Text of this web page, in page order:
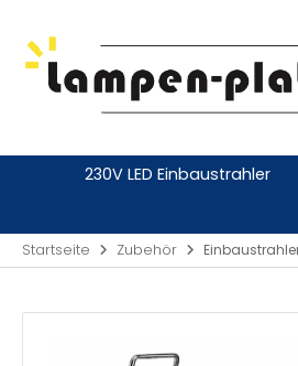
230V LED Einbaustrahler
Startseite Zubehör